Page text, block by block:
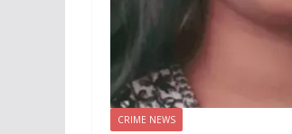
CRIME NEWS